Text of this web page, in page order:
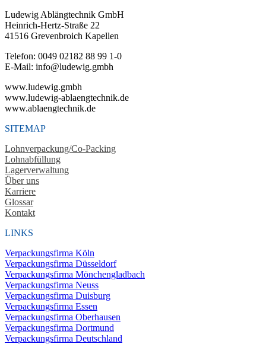
Ludewig Ablängtechnik GmbH
Heinrich-Hertz-Straße 22
41516 Grevenbroich Kapellen
Telefon: 0049 02182 88 99 1-0
E-Mail: info@ludewig.gmbh
www.ludewig.gmbh
www.ludewig-ablaengtechnik.de
www.ablaengtechnik.de
SITEMAP
Lohnverpackung/Co-Packing
Lohnabfüllung
Lagerverwaltung
Über uns
Karriere
Glossar
Kontakt
LINKS
Verpackungsfirma Köln
Verpackungsfirma Düsseldorf
Verpackungsfirma Mönchengladbach
Verpackungsfirma Neuss
Verpackungsfirma Duisburg
Verpackungsfirma Essen
Verpackungsfirma Oberhausen
Verpackungsfirma Dortmund
Verpackungsfirma Deutschland